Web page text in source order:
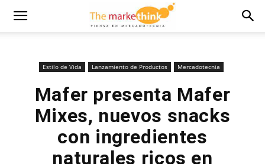
Estilo de Vida Lanzamiento de Productos Mercadotecnia
Mafer presenta Mafer
Mixes, nuevos snacks
con ingredientes
naturales ricos en